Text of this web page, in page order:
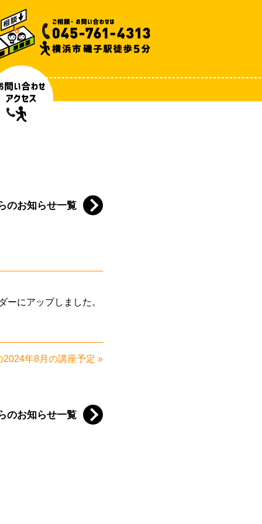
のお知らせ一覧
ーにアップしました。
2024年8月の講座予定 »
のお知らせ一覧